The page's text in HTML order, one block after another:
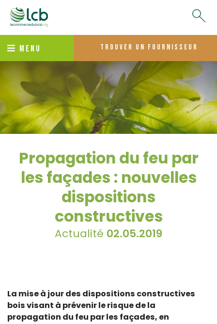
MENU trouver un fournisseur
Propagation du feu par
les façades : nouvelles
dispositions
constructives
Actualité 02.05.2019
La mise à jour des dispositions constructives
bois visant à prévenir le risque de la
propagation du feu par les façades, en